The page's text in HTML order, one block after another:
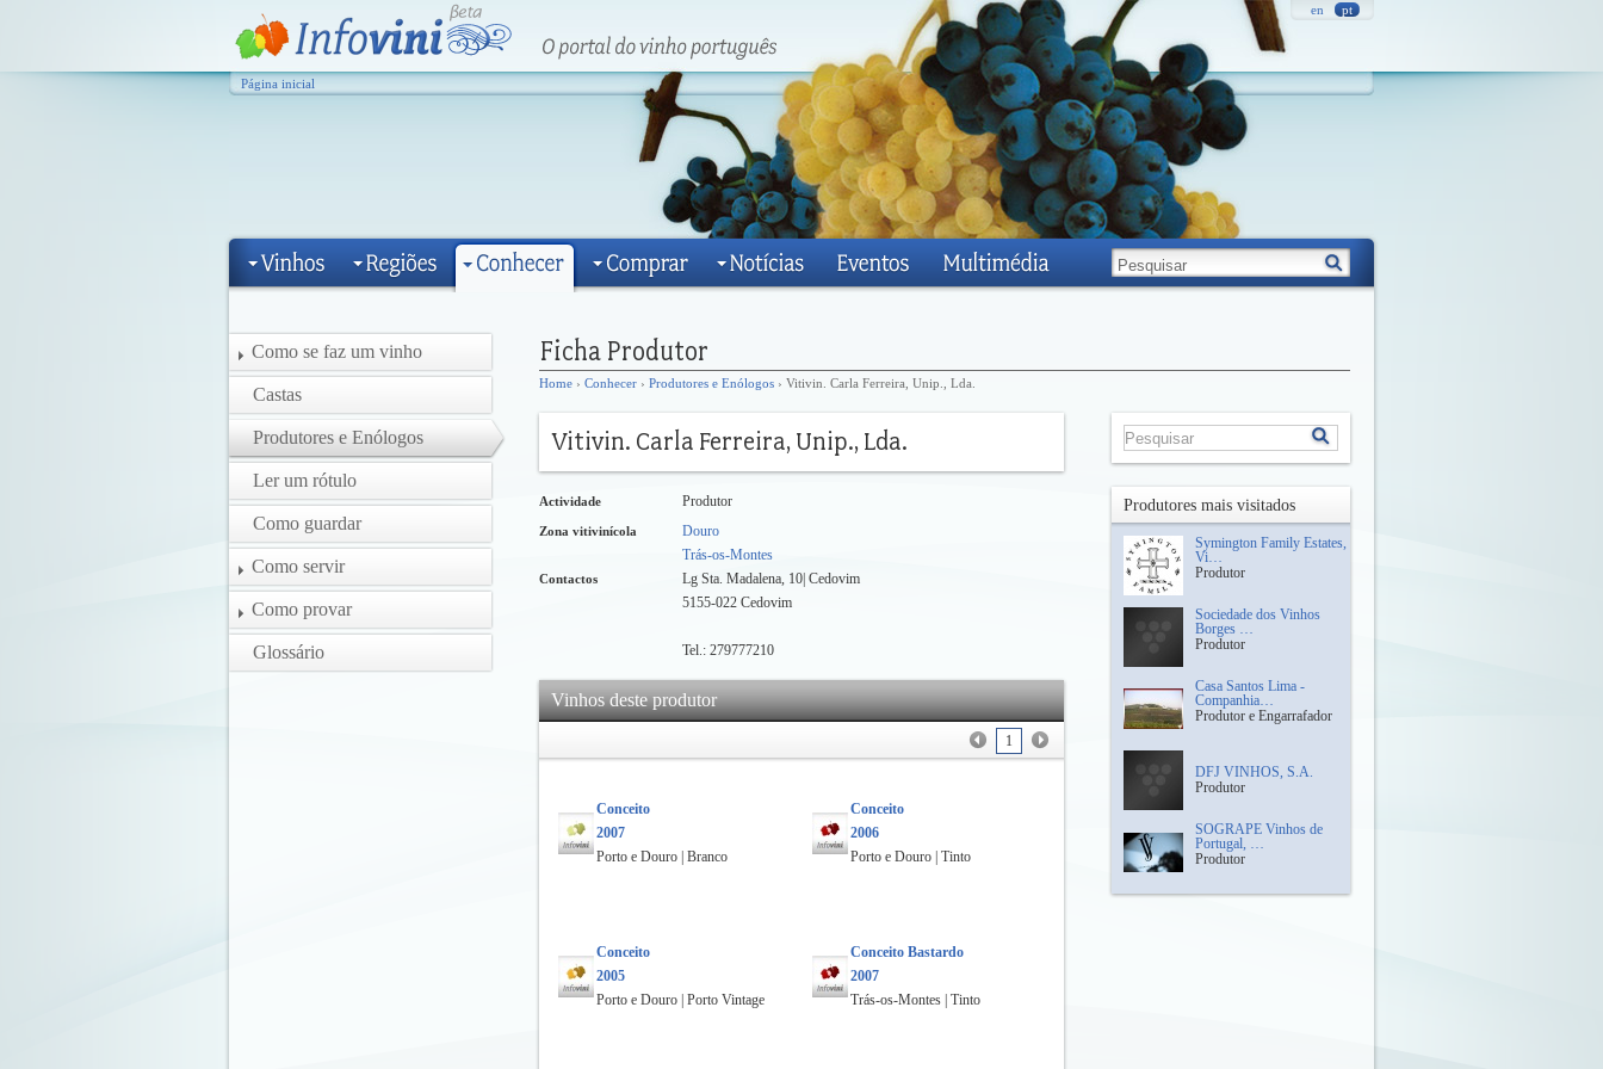
en pt
Página inicial
Como se faz um vinho
Castas
Produtores e Enólogos
Ler um rótulo
Como guardar
Como servir
Como provar
Glossário
Home › Conhecer › Produtores e Enólogos › Vitivin. Carla Ferreira, Unip., Lda.
Actividade Produtor
Zona vitivinícola
Douro
Trás-os-Montes
Contactos
Lg Sta. Madalena, 10| Cedovim
5155-022 Cedovim
Tel.: 279777210
Vinhos deste produtor
1
Conceito
2007
Porto e Douro | Branco
Conceito
2006
Porto e Douro | Tinto
Conceito
2005
Porto e Douro | Porto Vintage
Conceito Bastardo
2007
Trás-os-Montes | Tinto
Produtores mais visitados
Symington Family Estates,
Vi…
Produtor
Sociedade dos Vinhos
Borges …
Produtor
Casa Santos Lima -
Companhia…
Produtor e Engarrafador
DFJ VINHOS, S.A.
Produtor
SOGRAPE Vinhos de
Portugal, …
Produtor